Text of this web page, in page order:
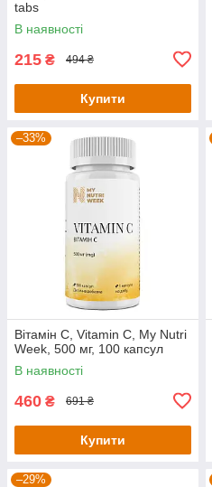
tabs
В наявності
215 ₴ 494 ₴
Купити
–33%
Вітамін С, Vitamin C, My Nutri
Week, 500 мг, 100 капсул
В наявності
460 ₴ 691 ₴
Купити
–29%